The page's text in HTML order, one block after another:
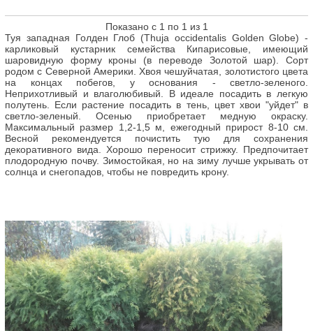
Показано с 1 по 1 из 1
Туя западная Голден Глоб (Thuja occidentalis Golden Globe) -
карликовый кустарник семейства Кипарисовые, имеющий
шаровидную форму кроны (в переводе Золотой шар). Сорт
родом с Северной Америки. Хвоя чешуйчатая, золотистого цвета
на концах побегов, у основания - светло-зеленого.
Неприхотливый и влаголюбивый. В идеале посадить в легкую
полутень. Если растение посадить в тень, цвет хвои "уйдет" в
светло-зеленый. Осенью приобретает медную окраску.
Максимальный размер 1,2-1,5 м, ежегодный прирост 8-10 см.
Весной рекомендуется почистить тую для сохранения
декоративного вида. Хорошо переносит стрижку. Предпочитает
плодородную почву. Зимостойкая, но на зиму лучше укрывать от
солнца и снегопадов, чтобы не повредить крону.